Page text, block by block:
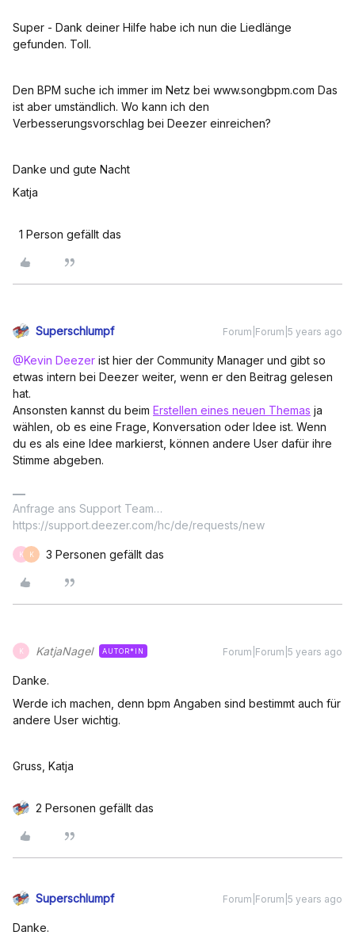
Super - Dank deiner Hilfe habe ich nun die Liedlänge
gefunden. Toll.
Den BPM suche ich immer im Netz bei www.songbpm.com Das
ist aber umständlich. Wo kann ich den
Verbesserungsvorschlag bei Deezer einreichen?
Danke und gute Nacht
Katja
1 Person gefällt das
Superschlumpf Forum|Forum|5 years ago
@Kevin Deezer ist hier der Community Manager und gibt so
etwas intern bei Deezer weiter, wenn er den Beitrag gelesen
hat.
Ansonsten kannst du beim Erstellen eines neuen Themas ja
wählen, ob es eine Frage, Konversation oder Idee ist. Wenn
du es als eine Idee markierst, können andere User dafür ihre
Stimme abgeben.
Anfrage ans Support Team…
https://support.deezer.com/hc/de/requests/new
K K 3 Personen gefällt das
K KatjaNagel AUTOR*IN Forum|Forum|5 years ago
Danke.
Werde ich machen, denn bpm Angaben sind bestimmt auch für
andere User wichtig.
Gruss, Katja
2 Personen gefällt das
Superschlumpf Forum|Forum|5 years ago
Danke.